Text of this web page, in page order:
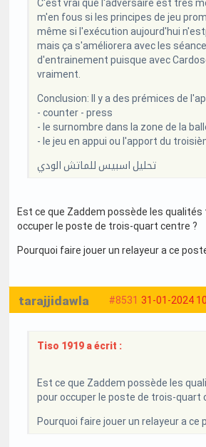
C'est vrai que l'adversaire est tres
m'en fous si les principes de jeu
même si l'exécution aujourd'hui
mais ça s'améliorera avec les
d'entrainement puisque avec
vraiment.
Conclusion: Il y a des prémices de
- counter - press
- le surnombre dans la zone de la
- le jeu en appui ou l'apport du
تحليل اسبيس للماتش الودي
Est ce que Zaddem possède les
occuper le poste de trois-quart centre ?
Pourquoi faire jouer un relayeur a ce
#8531 31-01-2024
tarajjidawla
Tiso 1919 a écrit :
Est ce que Zaddem possède les
pour occuper le poste de trois-quart
Pourquoi faire jouer un relayeur a ce